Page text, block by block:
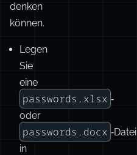
denken
können.
Legen
Sie
eine
passwords.xlsx ‑
oder
passwords.docx ‑Datei
in